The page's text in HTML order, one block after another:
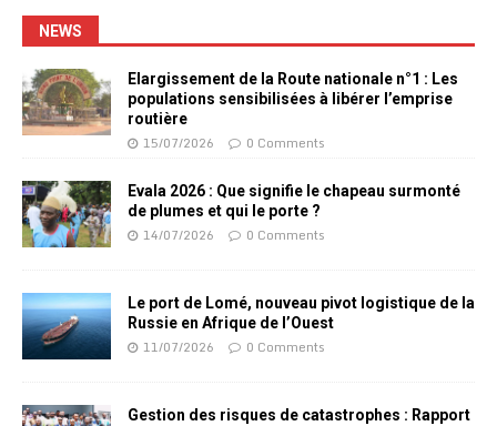
NEWS
Elargissement de la Route nationale n°1 : Les
populations sensibilisées à libérer l’emprise
routière
15/07/2026 0 Comments
Evala 2026 : Que signifie le chapeau surmonté
de plumes et qui le porte ?
14/07/2026 0 Comments
Le port de Lomé, nouveau pivot logistique de la
Russie en Afrique de l’Ouest
11/07/2026 0 Comments
Gestion des risques de catastrophes : Rapport